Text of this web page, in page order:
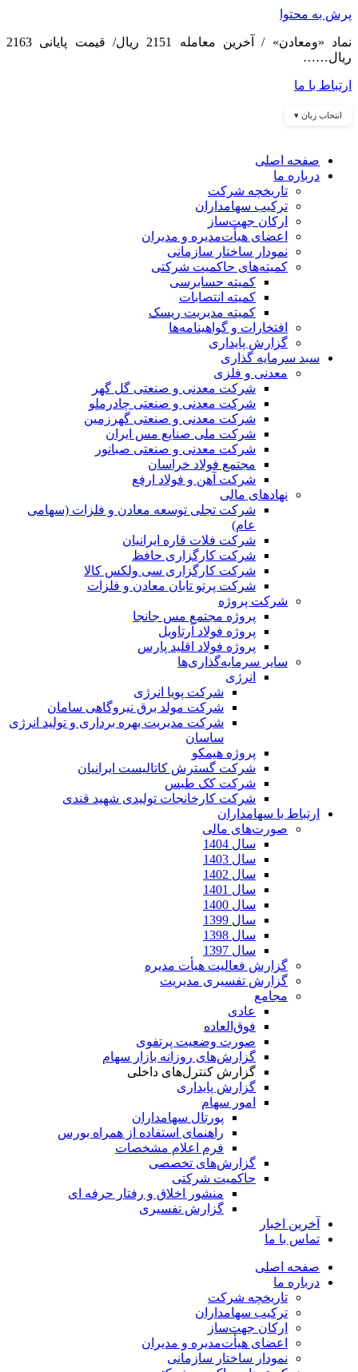
پرش به محتوا
نماد «ومعادن» / آخرین معامله 2151 ریال/ قیمت پایانی 2163
ریال……
ارتباط با ما
انتخاب زبان ▾
صفحه اصلی
درباره ما
تاریخچه شرکت
ترکیب سهامداران
ارکان جهت‌ساز
اعضای هیأت‌مدیره و مدیران
نمودار ساختار سازمانی
کمیته‌های حاکمیت شرکتی
کمیته حسابرسی
کمیته انتصابات
کمیته مدیریت ریسک
افتخارات و گواهینامه‌ها
گزارش پایداری
سبد سرمایه گذاری
معدنی و فلزی
شرکت معدنی و صنعتی گل گهر
شرکت معدنی و صنعتی چادرملو
شرکت معدنی و صنعتی گهرزمین
شرکت ملی صنایع مس ایران
شرکت معدنی و صنعتی صبانور
مجتمع فولاد خراسان
شرکت آهن و فولاد ارفع
نهادهای مالی
شرکت تجلی توسعه معادن و فلزات (سهامی
عام)
شرکت فلات قاره ایرانیان
شرکت کارگزاری حافظ
شرکت کارگزاری سی ولکس کالا
شرکت پرتو تابان معادن و فلزات
شرکت پروژه
پروژه مجتمع مس جانجا
پروژه فولاد آرتاویل
پروژه فولاد اقلید پارس
سایر سرمایه‌گذاری‌ها
انرژی
شرکت پویا انرژی
شرکت مولد برق نیروگاهی سامان
شرکت مدیریت بهره برداری و تولید انرژی
ساسان
پروژه هیمکو
شرکت گسترش کاتالیست ایرانیان
شرکت کک طبس
شرکت کارخانجات تولیدی شهید قندی
ارتباط با سهامداران
صورت‌های مالی
سال 1404
سال 1403
سال 1402
سال 1401
سال 1400
سال 1399
سال 1398
سال 1397
گزارش فعالیت هیأت مدیره
گزارش تفسیری مدیریت
مجامع
عادی
فوق‌العاده
صورت وضعیت پرتفوی
گزارش‌های روزانه بازار سهام
گزارش کنترل‌های داخلی
گزارش پایداری
امور سهام
پورتال سهامداران
راهنمای استفاده از همراه بورس
فرم اعلام مشخصات
گزارش‌های تخصصی
حاکمیت شرکتی
منشور اخلاق و رفتار حرفه­ ای
گزارش تفسیری
آخرین اخبار
تماس با ما
صفحه اصلی
درباره ما
تاریخچه شرکت
ترکیب سهامداران
ارکان جهت‌ساز
اعضای هیأت‌مدیره و مدیران
نمودار ساختار سازمانی